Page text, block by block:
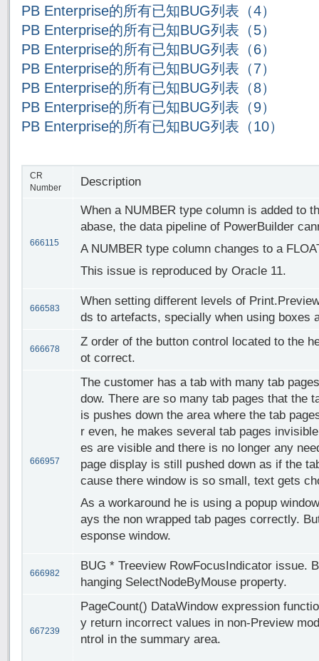
PB Enterprise的所有已知BUG列表（4）
PB Enterprise的所有已知BUG列表（5）
PB Enterprise的所有已知BUG列表（6）
PB Enterprise的所有已知BUG列表（7）
PB Enterprise的所有已知BUG列表（8）
PB Enterprise的所有已知BUG列表（9）
PB Enterprise的所有已知BUG列表（10）
CR
Number
Description
666115
When a NUMBER type column is added to
abase, the data pipeline of PowerBuilder
A NUMBER type column changes to a
This issue is reproduced by Oracle 11.
666583
When setting different levels of
ds to artefacts, specially when using boxes
666678
Z order of the button control located to the
ot correct.
666957
The customer has a tab with many tab
dow. There are so many tab pages that the
is pushes down the area where the tab
r even, he makes several tab pages
es are visible and there is no longer any
page display is still pushed down as if the
cause there window is so small, text gets
As a workaround he is using a popup
ays the non wrapped tab pages correctly.
esponse window.
666982
BUG * Treeview RowFocusIndicator issue.
hanging SelectNodeByMouse property.
667239
PageCount() DataWindow expression
y return incorrect values in non-Preview
ntrol in the summary area.